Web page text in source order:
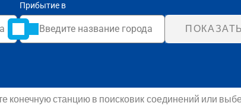
Прибытие в
конечную станцию в поисковик соединений или